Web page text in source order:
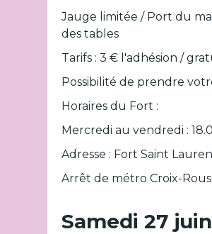
Jauge limitée / Port du
des tables
Tarifs : 3 € l'adhésion /
Possibilité de prendre
Horaires du Fort :
Mercredi au vendredi :
Adresse : Fort Saint
Arrêt de métro Croix-
Samedi 27 juin